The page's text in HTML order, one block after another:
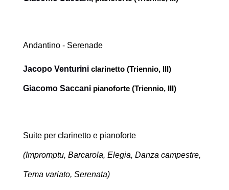
Andantino - Serenade
Jacopo Venturini clarinetto (Triennio, III)
Giacomo Saccani pianoforte (Triennio, III)
Suite per clarinetto e pianoforte
(Impromptu, Barcarola, Elegia, Danza campestre,
Tema variato, Serenata)